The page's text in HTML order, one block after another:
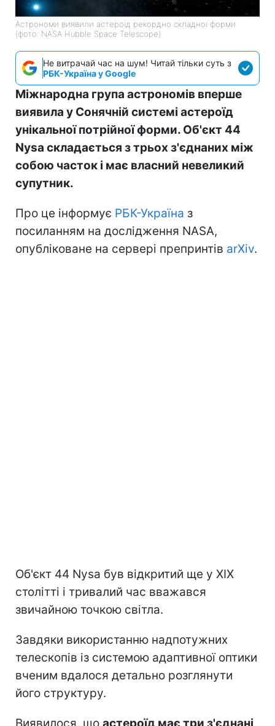
Астрономи виявили астероїд рекордно складної форми
(фото: NASA Hubble Space Telescope)
Не витрачай час на шум! Читай тільки суть з
РБК-Україна у Google
Міжнародна група астрономів вперше
виявила у Сонячній системі астероїд
унікальної потрійної форми. Об'єкт 44
Nysa складається з трьох з'єднаних між
собою часток і має власний невеликий
супутник.
Про це інформує РБК-Україна з
посиланням на дослідження NASA,
опубліковане на сервері препринтів arXiv.
Об'єкт 44 Nysa був відкритий ще у XIX
столітті і тривалий час вважався
звичайною точкою світла.
Завдяки використанню надпотужних
телескопів із системою адаптивної оптики
вченим вдалося детально розглянути
його структуру.
Виявилося, що астероїд має три з'єднані